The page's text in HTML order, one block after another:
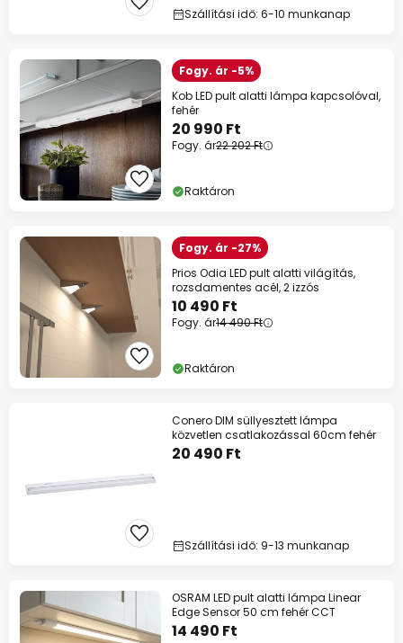
Szállítási idő: 6-10 munkanap
Fogy. ár -5%
Kob LED pult alatti lámpa kapcsolóval,
fehér
20 990 Ft
Fogy. ár22 202 Ft
Raktáron
Fogy. ár -27%
Prios Odia LED pult alatti világítás,
rozsdamentes acél, 2 izzós
10 490 Ft
Fogy. ár14 490 Ft
Raktáron
Conero DIM süllyesztett lámpa
közvetlen csatlakozással 60cm fehér
20 490 Ft
Szállítási idő: 9-13 munkanap
OSRAM LED pult alatti lámpa Linear
Edge Sensor 50 cm fehér CCT
14 490 Ft